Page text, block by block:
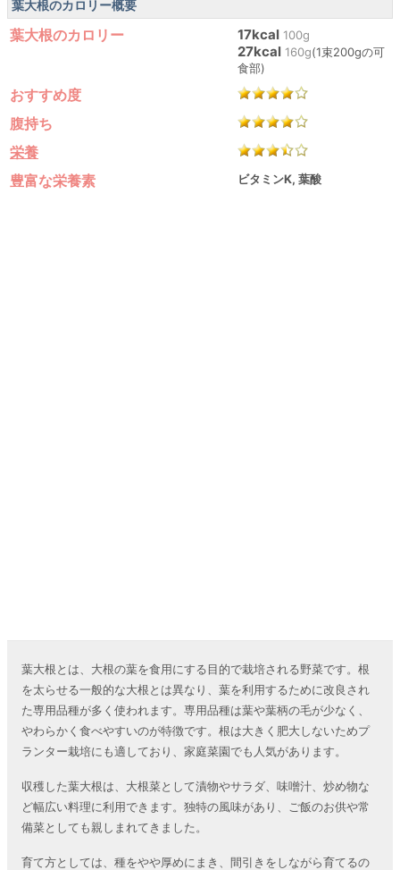
葉大根のカロリー概要
葉大根のカロリー 17kcal 100g
27kcal 160g(1束200gの可
食部)
おすすめ度
腹持ち
栄養
豊富な栄養素
ビタミンK, 葉酸
葉大根とは、大根の葉を食用にする目的で栽培される野菜です。根
を太らせる一般的な大根とは異なり、葉を利用するために改良され
た専用品種が多く使われます。専用品種は葉や葉柄の毛が少なく、
やわらかく食べやすいのが特徴です。根は大きく肥大しないためプ
ランター栽培にも適しており、家庭菜園でも人気があります。
収穫した葉大根は、大根菜として漬物やサラダ、味噌汁、炒め物な
ど幅広い料理に利用できます。独特の風味があり、ご飯のお供や常
備菜としても親しまれてきました。
育て方としては、種をやや厚めにまき、間引きをしながら育てるの